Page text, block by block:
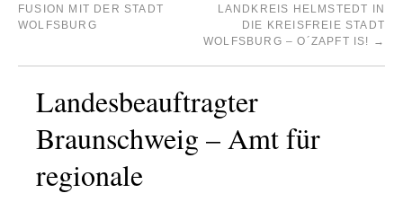
FUSION MIT DER STADT
WOLFSBURG
LANDKREIS HELMSTEDT IN
DIE KREISFREIE STADT
WOLFSBURG – O´ZAPFT IS! →
Landesbeauftragter
Braunschweig – Amt für
regionale